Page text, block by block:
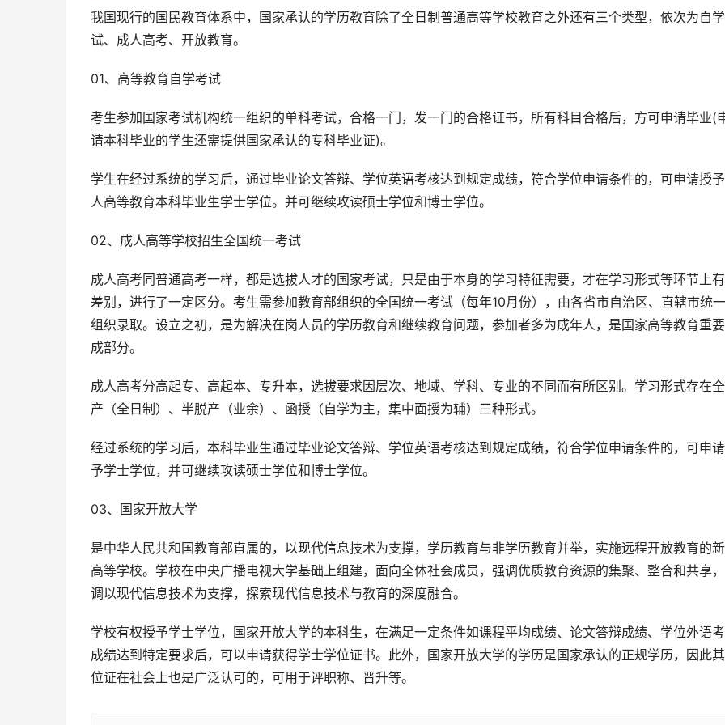
我国现行的国民教育体系中，国家承认的学历教育除了全日制普通高等学校教育之外还有三个类型，依次为自
试、成人高考、开放教育。
01、高等教育自学考试
考生参加国家考试机构统一组织的单科考试，合格一门，发一门的合格证书，所有科目合格后，方可申请毕业(
请本科毕业的学生还需提供国家承认的专科毕业证)。
学生在经过系统的学习后，通过毕业论文答辩、学位英语考核达到规定成绩，符合学位申请条件的，可申请授
人高等教育本科毕业生学士学位。并可继续攻读硕士学位和博士学位。
02、成人高等学校招生全国统一考试
成人高考同普通高考一样，都是选拔人才的国家考试，只是由于本身的学习特征需要，才在学习形式等环节上
差别，进行了一定区分。考生需参加教育部组织的全国统一考试（每年10月份），由各省市自治区、直辖市统一
组织录取。设立之初，是为解决在岗人员的学历教育和继续教育问题，参加者多为成年人，是国家高等教育重
成部分。
成人高考分高起专、高起本、专升本，选拔要求因层次、地域、学科、专业的不同而有所区别。学习形式存在
产（全日制）、半脱产（业余）、函授（自学为主，集中面授为辅）三种形式。
经过系统的学习后，本科毕业生通过毕业论文答辩、学位英语考核达到规定成绩，符合学位申请条件的，可申
予学士学位，并可继续攻读硕士学位和博士学位。
03、国家开放大学
是中华人民共和国教育部直属的，以现代信息技术为支撑，学历教育与非学历教育并举，实施远程开放教育的
高等学校。学校在中央广播电视大学基础上组建，面向全体社会成员，强调优质教育资源的集聚、整合和共享
调以现代信息技术为支撑，探索现代信息技术与教育的深度融合。
学校有权授予学士学位，国家开放大学的本科生，在满足一定条件如课程平均成绩、论文答辩成绩、学位外语
成绩达到特定要求后，可以申请获得学士学位证书。此外，国家开放大学的学历是国家承认的正规学历，因此
位证在社会上也是广泛认可的，可用于评职称、晋升等。